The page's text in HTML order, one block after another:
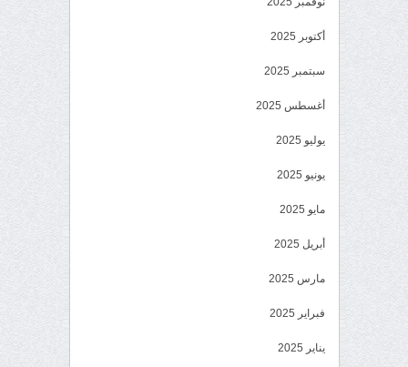
أكتوبر 2025
سبتمبر 2025
أغسطس 2025
يوليو 2025
يونيو 2025
مايو 2025
أبريل 2025
مارس 2025
فبراير 2025
يناير 2025